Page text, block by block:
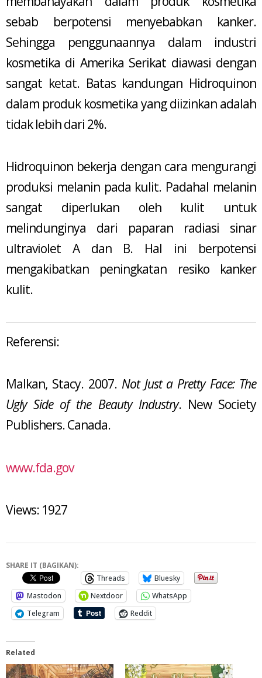
sebab berpotensi menyebabkan kanker.
Sehingga penggunaannya dalam industri
kosmetika di Amerika Serikat diawasi dengan
sangat ketat. Batas kandungan Hidroquinon
dalam produk kosmetika yang diizinkan adalah
tidak lebih dari 2%.
Hidroquinon bekerja dengan cara mengurangi
produksi melanin pada kulit. Padahal melanin
sangat diperlukan oleh kulit untuk
melindunginya dari paparan radiasi sinar
ultraviolet A dan B. Hal ini berpotensi
mengakibatkan peningkatan resiko kanker
kulit.
Referensi:
Malkan, Stacy. 2007. Not Just a Pretty Face: The
Ugly Side of the Beauty Industry. New Society
Publishers. Canada.
www.fda.gov
Views: 1927
SHARE IT (BAGIKAN):
Threads
Bluesky
Mastodon
Nextdoor
WhatsApp
Telegram
Reddit
Related